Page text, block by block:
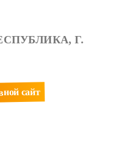
Г.
сайт